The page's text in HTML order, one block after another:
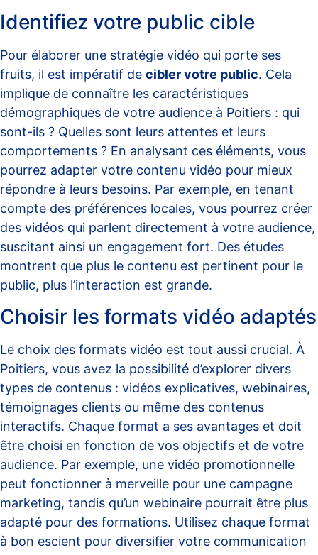
Identifiez votre public cible
Pour élaborer une stratégie vidéo qui porte ses
fruits, il est impératif de cibler votre public. Cela
implique de connaître les caractéristiques
démographiques de votre audience à Poitiers : qui
sont-ils ? Quelles sont leurs attentes et leurs
comportements ? En analysant ces éléments, vous
pourrez adapter votre contenu vidéo pour mieux
répondre à leurs besoins. Par exemple, en tenant
compte des préférences locales, vous pourrez créer
des vidéos qui parlent directement à votre audience,
suscitant ainsi un engagement fort. Des études
montrent que plus le contenu est pertinent pour le
public, plus l’interaction est grande.
Choisir les formats vidéo adaptés
Le choix des formats vidéo est tout aussi crucial. À
Poitiers, vous avez la possibilité d’explorer divers
types de contenus : vidéos explicatives, webinaires,
témoignages clients ou même des contenus
interactifs. Chaque format a ses avantages et doit
être choisi en fonction de vos objectifs et de votre
audience. Par exemple, une vidéo promotionnelle
peut fonctionner à merveille pour une campagne
marketing, tandis qu’un webinaire pourrait être plus
adapté pour des formations. Utilisez chaque format
à bon escient pour diversifier votre communication